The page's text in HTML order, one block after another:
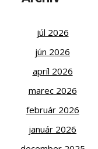
júl 2026
jún 2026
apríl 2026
marec 2026
február 2026
január 2026